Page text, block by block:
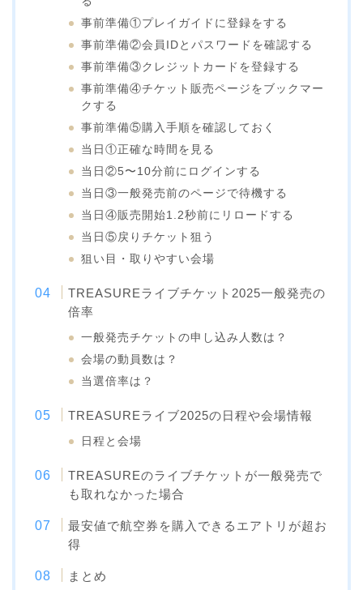
事前準備①プレイガイドに登録をする
事前準備②会員IDとパスワードを確認する
事前準備③クレジットカードを登録する
事前準備④チケット販売ページをブックマー
クする
事前準備⑤購入手順を確認しておく
当日①正確な時間を見る
当日②5〜10分前にログインする
当日③一般発売前のページで待機する
当日④販売開始1.2秒前にリロードする
当日⑤戻りチケット狙う
狙い目・取りやすい会場
TREASUREライブチケット2025一般発売の
倍率
一般発売チケットの申し込み人数は？
会場の動員数は？
当選倍率は？
TREASUREライブ2025の日程や会場情報
日程と会場
TREASUREのライブチケットが一般発売で
も取れなかった場合
最安値で航空券を購入できるエアトリが超お
得
まとめ